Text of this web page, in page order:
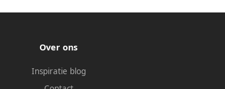
Over ons
Inspiratie blog